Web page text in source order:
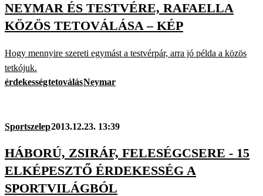
NEYMAR ÉS TESTVÉRE, RAFAELLA
KÖZÖS TETOVÁLÁSA – KÉP
Hogy mennyire szereti egymást a testvérpár, arra jó példa a közös
tetkójuk.
érdekességtetoválásNeymar
Sportszelep2013.12.23. 13:39
HÁBORÚ, ZSIRÁF, FELESÉGCSERE - 15
ELKÉPESZTŐ ÉRDEKESSÉG A
SPORTVILÁGBÓL